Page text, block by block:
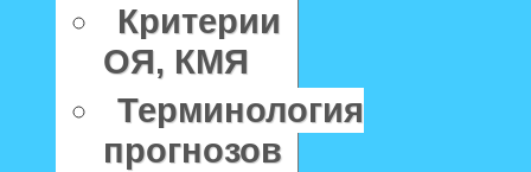
Критерии
ОЯ, КМЯ
Терминология
прогнозов